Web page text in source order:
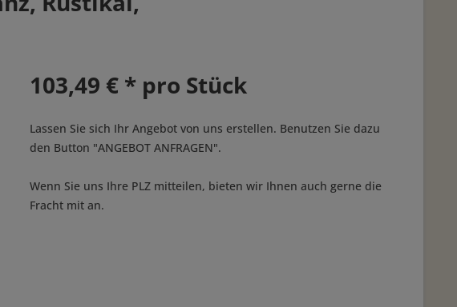
103,49 € * pro Stück
Lassen Sie sich Ihr Angebot von uns erstellen. Benutzen Sie dazu
den Button "ANGEBOT ANFRAGEN".
Wenn Sie uns Ihre PLZ mitteilen, bieten wir Ihnen auch gerne die
Fracht mit an.